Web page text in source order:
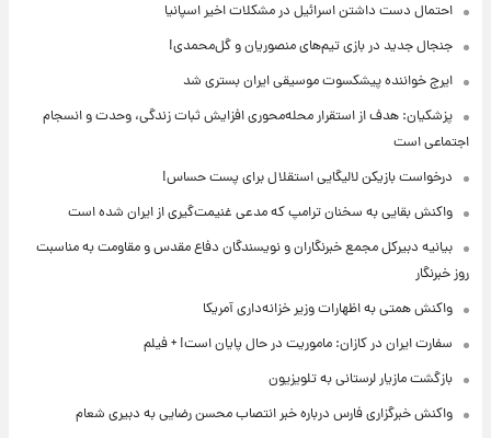
احتمال دست داشتن اسرائیل در مشکلات اخیر اسپانیا
جنجال جدید در بازی تیم‌های منصوریان و گل‌محمدی!
ایرج خواننده پیشکسوت موسیقی ایران بستری شد
پزشکیان: هدف از استقرار محله‌محوری افزایش ثبات زندگی، وحدت و انسجام
اجتماعی است
درخواست بازیکن لالیگایی استقلال برای پست حساس!
واکنش بقایی به سخنان ترامپ که مدعی غنیمت‌گیری از ایران شده است
بیانیه دبیرکل مجمع خبرنگاران و نویسندگان دفاع مقدس و مقاومت به مناسبت
روز خبرنگار
واکنش همتی به اظهارات وزیر خزانه‌داری آمریکا
سفارت ایران در کازان: ماموریت در حال پایان است! + فیلم
بازگشت مازیار لرستانی به تلویزیون
واکنش خبرگزاری فارس درباره خبر انتصاب محسن رضایی به دبیری شعام